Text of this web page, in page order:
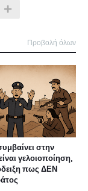
Προβολή όλων
στην
γελοιοποίηση,
πως ΔΕΝ